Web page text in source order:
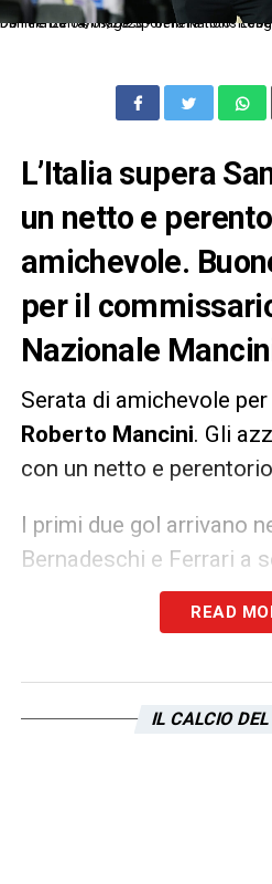
Db Firenze 04/09/2020 - Uefa Nations League / Italia-Bosnia Erzegovina / foto Daniele Buffa/Image
L’Italia supera
un netto e
amichevole.
per il
Nazionale
Serata di amichevole per
Roberto Mancini. Gli
con un netto e
I primi due gol arrivano
Bernadeschi e Ferrari a
l’Italia si scatena e
occasioni, con Politano,
Roberto Mancini. Il
READ
IL CALCIO